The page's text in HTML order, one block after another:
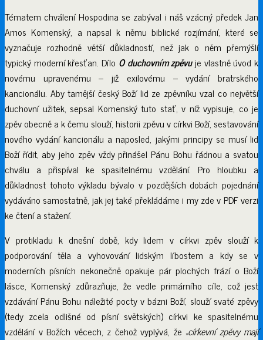
Tématem chválení Hospodina se zabýval i náš vzácný předek Jan
Amos Komenský, a napsal k němu biblické rozjímání, které se
vyznačuje rozhodně větší důkladností, než jak o něm přemýšlí
typický moderní křesťan. Dílo O duchovním zpěvuje vlastně úvod k
novému upravenému – již exilovému – vydání bratrského
kancionálu. Aby tamější český Boží lid ze zpěvníku vzal co největší
duchovní užitek, sepsal Komenský tuto stať, v níž vypisuje, co je
zpěv obecně a k čemu slouží, historii zpěvu v církvi Boží, sestavování
nového vydání kancionálu a naposled, jakými principy se musí lid
Boží řídit, aby jeho zpěv vždy přinášel Pánu Bohu řádnou a svatou
chválu a přispíval ke spasitelnému vzdělání. Pro hloubku a
důkladnost tohoto výkladu bývalo v pozdějších dobách pojednání
vydáváno samostatně, jak jej také překládáme i my zde v PDF verzi
ke čtení a stažení.
V protikladu k dnešní době, kdy lidem v církvi zpěv slouží k
podporování těla a vyhovování lidským líbostem a kdy se v
moderních písních nekonečně opakuje pár plochých frází o Boží
lásce, Komenský zdůrazňuje, že vedle primárního cíle, což jest
vzdávání Pánu Bohu náležité pocty v bázni Boží, slouží svaté zpěvy
(tedy zcela odlišné od písní světských) církvi ke spasitelnému
vzdělání v Božích věcech, z čehož vyplývá, že „církevní zpěvy mají